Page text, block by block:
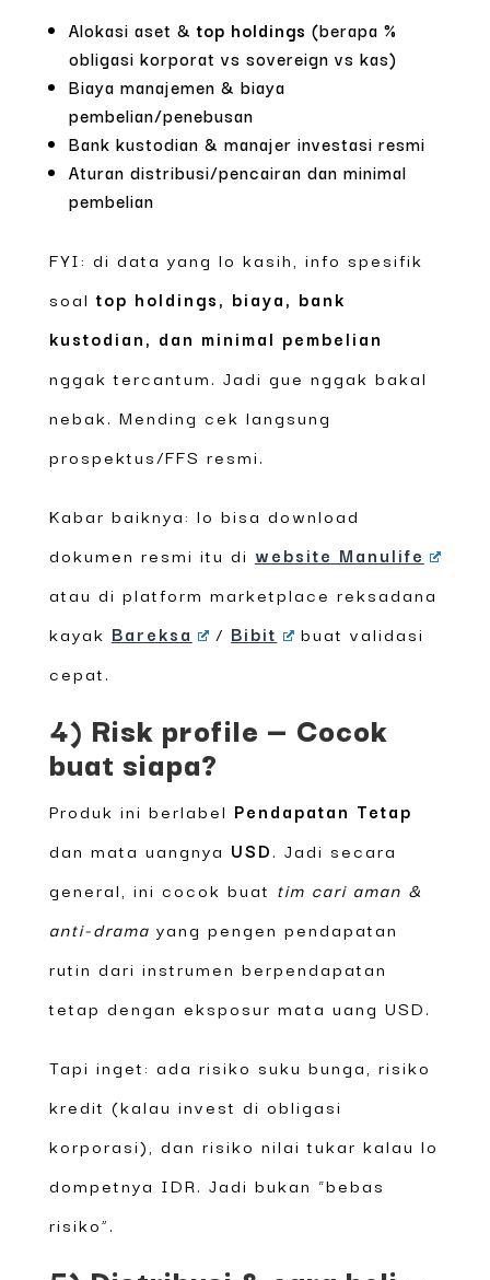
Alokasi aset &top holdings (berapa %
obligasi korporat vs sovereign vs kas)
Biaya manajemen & biaya
pembelian/penebusan
Bank kustodian & manajer investasi resmi
Aturan distribusi/pencairan dan minimal
pembelian
FYI: di data yang lo kasih, info spesifik
soaltop holdings, biaya, bank
kustodian, dan minimal pembelian
nggak tercantum. Jadi gue nggak bakal
nebak. Mending cek langsung
prospektus/FFS resmi.
Kabar baiknya: lo bisa download
dokumen resmi itu di website Manulife
atau di platform marketplace reksadana
kayak Bareksa / Bibit
buat validasi
cepat.
4) Risk profile — Cocok
buat siapa?
Produk ini berlabel Pendapatan Tetap
dan mata uangnya USD. Jadi secara
general, ini cocok buat tim cari aman &
anti-drama yang pengen pendapatan
rutin dari instrumen berpendapatan
tetap dengan eksposur mata uang USD.
Tapi inget: ada risiko suku bunga, risiko
kredit (kalau invest di obligasi
korporasi), dan risiko nilai tukar kalau lo
dompetnya IDR. Jadi bukan “bebas
risiko”.